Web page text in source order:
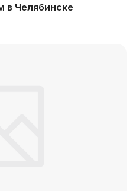
в Челябинске